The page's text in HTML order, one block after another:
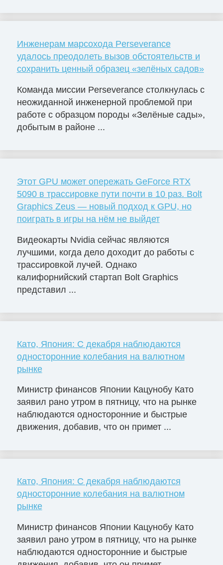
Инженерам марсохода Perseverance
удалось преодолеть вызов обстоятельств и
сохранить ценный образец «зелёных садов»
Команда миссии Perseverance столкнулась с
неожиданной инженерной проблемой при
работе с образцом породы «Зелёные сады»,
добытым в районе ...
Этот GPU может опережать GeForce RTX
5090 в трассировке пути почти в 10 раз. Bolt
Graphics Zeus — новый подход к GPU, но
поиграть в игры на нём не выйдет
Видеокарты Nvidia сейчас являются
лучшими, когда дело доходит до работы с
трассировкой лучей. Однако
калифорнийский стартап Bolt Graphics
представил ...
Като, Япония: С декабря наблюдаются
односторонние колебания на валютном
рынке
Министр финансов Японии Кацунобу Като
заявил рано утром в пятницу, что на рынке
наблюдаются односторонние и быстрые
движения, добавив, что он примет ...
Като, Япония: С декабря наблюдаются
односторонние колебания на валютном
рынке
Министр финансов Японии Кацунобу Като
заявил рано утром в пятницу, что на рынке
наблюдаются односторонние и быстрые